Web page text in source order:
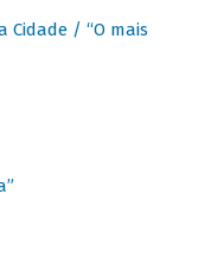
Cidade / “O mais